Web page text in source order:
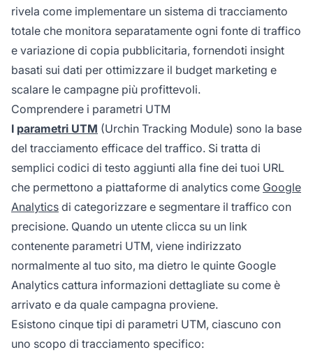
rivela come implementare un sistema di tracciamento
totale che monitora separatamente ogni fonte di traffico
e variazione di copia pubblicitaria, fornendoti insight
basati sui dati per ottimizzare il budget marketing e
scalare le campagne più profittevoli.
Comprendere i parametri UTM
I parametri UTM (Urchin Tracking Module) sono la base
del tracciamento efficace del traffico. Si tratta di
semplici codici di testo aggiunti alla fine dei tuoi URL
che permettono a piattaforme di analytics come Google
Analytics di categorizzare e segmentare il traffico con
precisione. Quando un utente clicca su un link
contenente parametri UTM, viene indirizzato
normalmente al tuo sito, ma dietro le quinte Google
Analytics cattura informazioni dettagliate su come è
arrivato e da quale campagna proviene.
Esistono cinque tipi di parametri UTM, ciascuno con
uno scopo di tracciamento specifico: